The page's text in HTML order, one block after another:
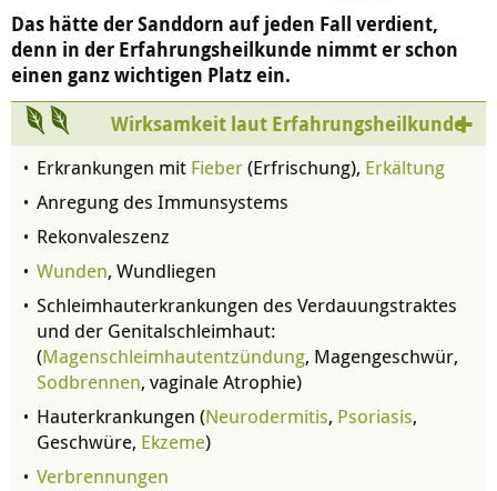
Das hätte der Sanddorn auf jeden Fall verdient,
denn in der Erfahrungsheilkunde nimmt er schon
einen ganz wichtigen Platz ein.
Wirksamkeit laut Erfahrungsheilkunde
Erkrankungen mit Fieber(Erfrischung), Erkältung
Anregung des Immunsystems
Rekonvaleszenz
Wunden, Wundliegen
Schleimhauterkrankungen des Verdauungstraktes
und der Genitalschleimhaut:
(Magenschleimhautentzündung, Magengeschwür,
Sodbrennen, vaginale Atrophie)
Hauterkrankungen (Neurodermitis, Psoriasis,
Geschwüre, Ekzeme)
Verbrennungen